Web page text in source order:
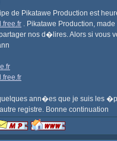
de Pikatawe Production est
. Pikatawe Production,
nos d�lires. Alors si vous
ann�es que je suis les
registre. Bonne continuation